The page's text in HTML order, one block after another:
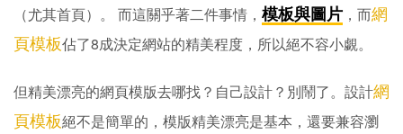
（尤其首頁）。 而這關乎著二件事情， 模板與圖片 ，而網
頁模板佔了8成決定網站的精美程度，所以絕不容小覷。
但精美漂亮的網頁模版去哪找？自己設計？別鬧了。設計網
頁模板絕不是簡單的，模版精美漂亮是基本，還要兼容瀏